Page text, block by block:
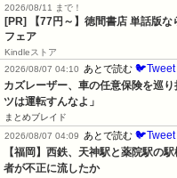
2026/08/11 まで！
[PR] 【77円～】徳間書店 単話版
フェア
Kindleストア
2026/08/07 04:10
あとで読む 🐦Tweet
カズレーザー、車の任意保険を巡
ツは運転すんなよ」
まとめブレイド
2026/08/07 04:09
あとで読む 🐦Tweet
【福岡】西鉄、天神駅と薬院駅の
者が不正に流したか